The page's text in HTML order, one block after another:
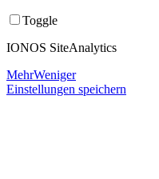
Toggle
IONOS SiteAnalytics
MehrWeniger
Einstellungen speichern